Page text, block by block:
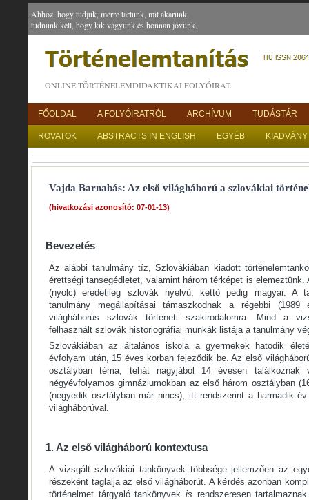
Ahhoz, hogy tudjuk, merre tartunk, mit akarunk,
tudnunk kell, hogy kik vagyunk és honnan jövünk.
ONLINE TÖRTÉNELEMDIDAKTIKAI FOLYÓIRAT.
FŐOLDAL A FOLYÓIRATRÓL ARCHÍVUM TUDÁSTÁR
ROVATOK ABSTRACTS IN ENGLISH EGYÉB
Vajda Barnabás: Az első világháború a szlovákiai
(hivatkozási azonosító: 07-01-13)
Bevezetés
Az alábbi tanulmány tíz, Szlovákiában kiadott
érettségi tansegédletet, valamint három térképet is
(nyolc) eredetileg szlovák nyelvű, kettő pedig magyar. A
tanulmány megállapításai támaszkodnak a régebbi
világháborús szlovák történeti szakirodalomra. Mind a
felhasznált szlovák historiográfiai munkák listája a tanulmány
Szlovákiában az általános iskola a gyermekek hatodik
évfolyam után, 15 éves korban fejeződik be. Az első
osztályban téma, tehát nagyjából 14 évesen
négyévfolyamos gimnáziumokban az első három osztályban
(negyedik osztályban már nincs), itt rendszerint a harmadik
világháborúval.
1. Az első világháború kontextusa
A vizsgált szlovákiai tankönyvek többsége jellemzően az
részeként taglalja az első világháborút. A kérdés azonban
történelmet tárgyaló tankönyvek is rendszeresen